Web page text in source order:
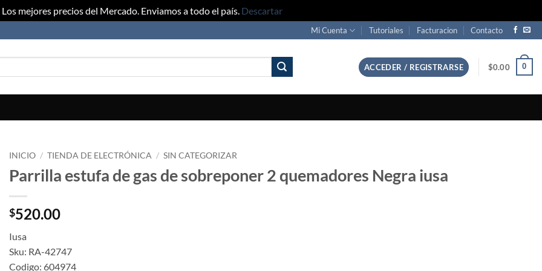
Los mejores precios del Mercado. Enviamos a todo el país. Descartar
Mi Cuenta Tutoriales Facturacion Contacto
ACCEDER / REGISTRARSE $0.00 0
INICIO / TIENDA DE ELECTRÓNICA / SIN CATEGORIZAR
Parrilla estufa de gas de sobreponer 2 quemadores Negra iusa
$520.00
Iusa
Sku: RA-42747
Codigo: 604974